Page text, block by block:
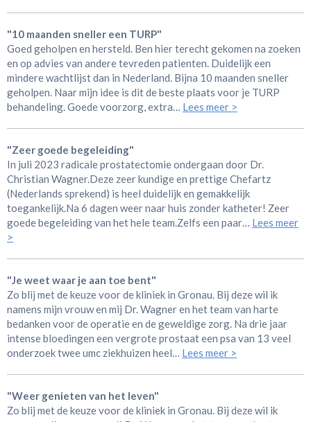
"10 maanden sneller een TURP"
Goed geholpen en hersteld. Ben hier terecht gekomen na zoeken
en op advies van andere tevreden patienten. Duidelijk een
mindere wachtlijst dan in Nederland. Bijna 10 maanden sneller
geholpen. Naar mijn idee is dit de beste plaats voor je TURP
behandeling. Goede voorzorg, extra… Lees meer >
"Zeer goede begeleiding"
In juli 2023 radicale prostatectomie ondergaan door Dr.
Christian Wagner.Deze zeer kundige en prettige Chefartz
(Nederlands sprekend) is heel duidelijk en gemakkelijk
toegankelijk.Na 6 dagen weer naar huis zonder katheter! Zeer
goede begeleiding van het hele team.Zelfs een paar… Lees meer
>
"Je weet waar je aan toe bent"
Zo blij met de keuze voor de kliniek in Gronau. Bij deze wil ik
namens mijn vrouw en mij Dr. Wagner en het team van harte
bedanken voor de operatie en de geweldige zorg. Na drie jaar
intense bloedingen een vergrote prostaat een psa van 13 veel
onderzoek twee umc ziekhuizen heel… Lees meer >
"Weer genieten van het leven"
Zo blij met de keuze voor de kliniek in Gronau. Bij deze wil ik